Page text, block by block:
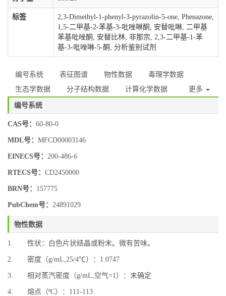
标签
2,3-Dimethyl-1-phenyl-3-pyrazolin-5-one, Phenazone,
1,5-二甲基-2-苯基-3-吡唑啉酮, 安替吡啉, 二甲基
苯基吡唑酮, 安替比林, 非那宗, 2,3-二甲基-1-苯
基-3-吡唑啉-5-酮, 分析鉴别试剂
编号系统 表征图谱 物性数据
毒理学数据
生态学数据
分子结构数据 计算化学数据 更多
编号系统
CAS号： 60-80-0
MDL号： MFCD00003146
EINECS号： 200-486-6
RTECS号： CD2450000
BRN号： 157775
PubChem号： 24891029
物性数据
1. 性状：白色片状结晶或粉末。微有苦味。
2. 密度（g/mL,25/4℃）：1.0747
3. 相对蒸汽密度（g/mL,空气=1）：未确定
4. 熔点（ºC）：111-113